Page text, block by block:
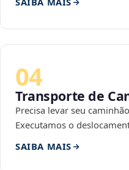
04
Transporte de
Precisa levar seu
Executamos o
SAIBA MAIS